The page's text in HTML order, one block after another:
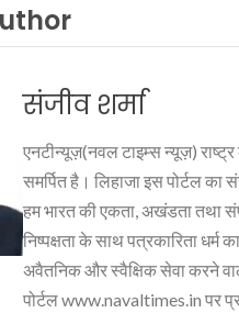
संजीव शर्मा
एनटीन्यूज़(नवल टाइम्स न्यूज़) राष्ट्र
समर्पित है। लिहाजा इस पोर्टल का
हम भारत की एकता, अखंडता तथा
निष्पक्षता के साथ पत्रकारिता धर्म
अवैतनिक और स्वैक्षिक सेवा करने
पोर्टल www.navaltimes.in पर